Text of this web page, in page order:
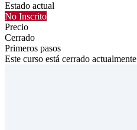
Estado actual
No Inscrito
Precio
Cerrado
Primeros pasos
Este curso está cerrado actualmente